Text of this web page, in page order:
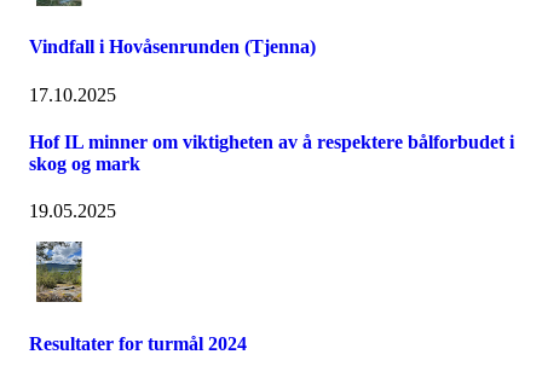
Vindfall i Hovåsenrunden (Tjenna)
17.10.2025
Hof IL minner om viktigheten av å respektere bålforbudet i
skog og mark
19.05.2025
Resultater for turmål 2024